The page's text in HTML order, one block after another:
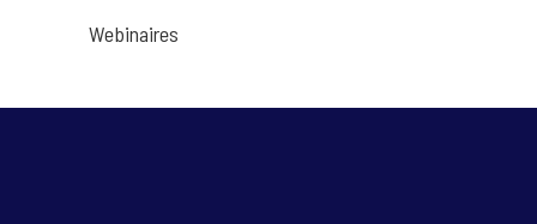
Webinaires